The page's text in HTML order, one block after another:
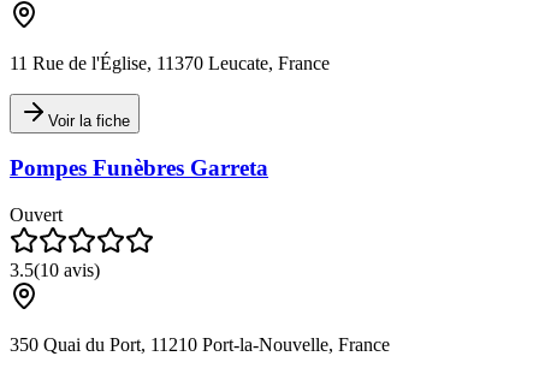
11 Rue de l'Église, 11370 Leucate, France
Voir la fiche
Pompes Funèbres Garreta
Ouvert
3.5(10 avis)
350 Quai du Port, 11210 Port-la-Nouvelle, France